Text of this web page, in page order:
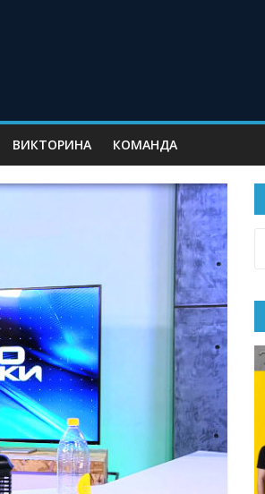
ВИКТОРИНА КОМАНДА